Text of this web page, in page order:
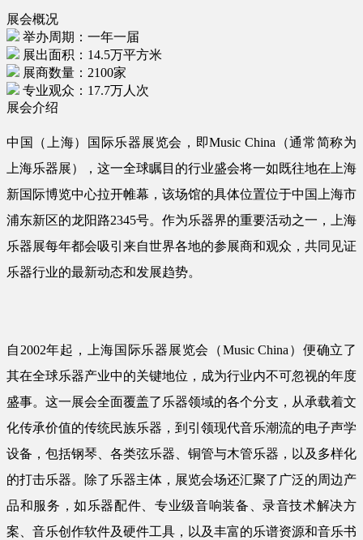
展会概况
举办周期：一年一届
展出面积：14.5万平方米
展商数量：2100家
专业观众：17.7万人次
展会介绍
中国（上海）国际乐器展览会，即Music China（通常简称为
上海乐器展），这一全球瞩目的行业盛会将一如既往地在上海
新国际博览中心拉开帷幕，该场馆的具体位置位于中国上海市
浦东新区的龙阳路2345号。作为乐器界的重要活动之一，上海
乐器展每年都会吸引来自世界各地的参展商和观众，共同见证
乐器行业的最新动态和发展趋势。
自2002年起，上海国际乐器展览会（Music China）便确立了
其在全球乐器产业中的关键地位，成为行业内不可忽视的年度
盛事。这一展会全面覆盖了乐器领域的各个分支，从承载着文
化传承价值的传统民族乐器，到引领现代音乐潮流的电子声学
设备，包括钢琴、各类弦乐器、铜管与木管乐器，以及多样化
的打击乐器。除了乐器主体，展览会场还汇聚了广泛的周边产
品和服务，如乐器配件、专业级音响装备、录音技术解决方
案、音乐创作软件及硬件工具，以及丰富的乐谱资源和音乐书